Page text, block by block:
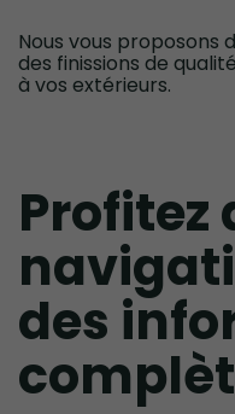
Nous vous proposons
des finissions de
à vos extérieurs.
Profitez
des